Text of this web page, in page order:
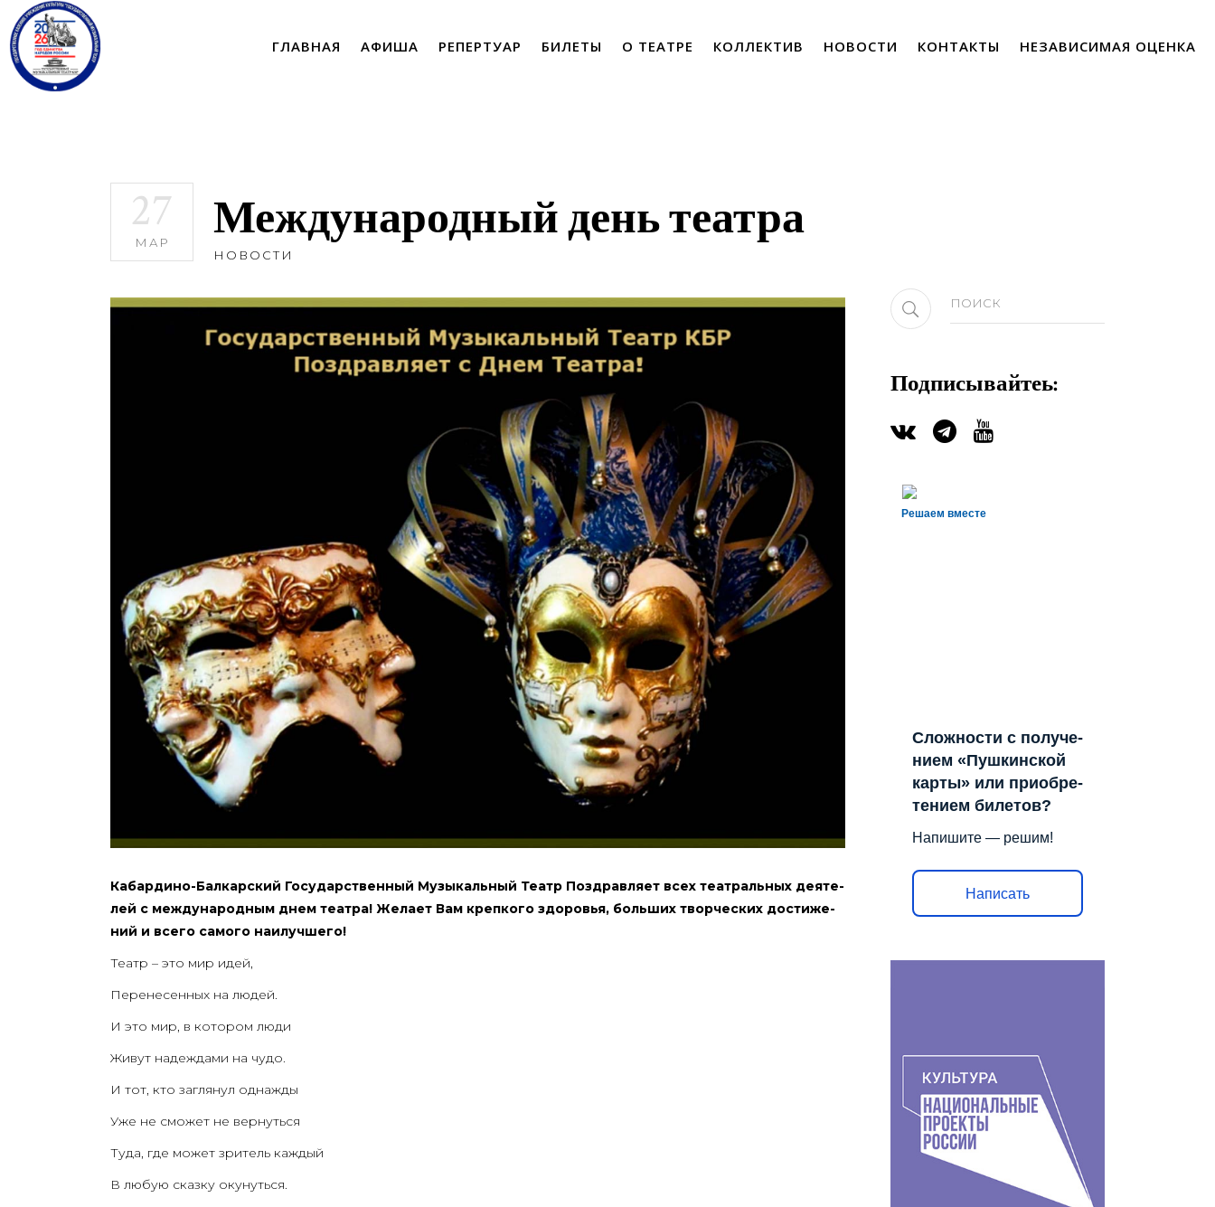
ГЛАВНАЯ АФИША РЕПЕРТУАР БИЛЕТЫ О ТЕАТРЕ КОЛЛЕКТИВ НОВОСТИ КОНТАКТЫ НЕЗАВИСИМАЯ ОЦЕНКА
27
МАР Международный день театра
НОВОСТИ
Кабар­ди­но-Бал­кар­ский Госу­дар­ствен­ный Музы­каль­ный Театр Поздрав­ля­ет всех теат­раль­ных дея­те­
лей с меж­ду­на­род­ным днем теат­ра! Жела­ет Вам креп­ко­го здо­ро­вья, боль­ших твор­че­ских дости­же­
ний и все­го само­го наилучшего!
Театр – это мир идей,
Пере­не­сен­ных на людей.
И это мир, в кото­ром люди
Живут надеж­да­ми на чудо.
И тот, кто загля­нул однажды
Уже не смо­жет не вернуться
Туда, где может зри­тель каждый
В любую сказ­ку окунуться.
Search
for:
Подписывайтеь:
Реша­ем вместе
Слож­но­сти с полу­че­
ни­ем «Пуш­кин­ской
кар­ты» или при­об­ре­
те­ни­ем билетов?
Напи­ши­те — решим!
Написать